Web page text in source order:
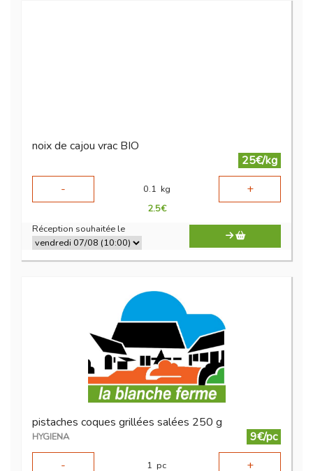
noix de cajou vrac BIO
25€/kg
-
0.1 kg +
2.5€
Réception souhaitée le
pistaches coques grillées salées 250 g
HYGIENA
9€/pc
-
1 pc +